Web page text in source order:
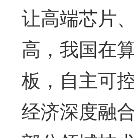
让高端芯片
高，我国在
板，自主可
经济深度融